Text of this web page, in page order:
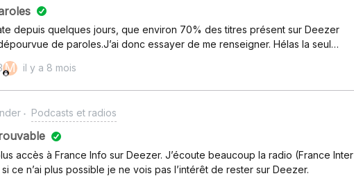
depuis quelques jours, que environ 70% des titres présent sur Deezer
de paroles.J’ai donc essayer de me renseigner. Hélas la seul
consiste à envoyer un mail à l’organisme qui gère les paroles, et
que l’artiste en joignant les paroles que l’on souhaite. Cependant au vue
manquant les paroles, cela relève de l’impossible.Je trouve cela très
nous oblige à faire le travaille nous même.J'écris ici pour espérer
convenable ou savoir si d’autres personnes se trouve dans mon
M il y a 8 mois
Podcasts et radios
accès à France Info sur Deezer. J’écoute beaucoup la radio (France Inter
ce n’ai plus possible je ne vois pas l’intérêt de rester sur Deezer.